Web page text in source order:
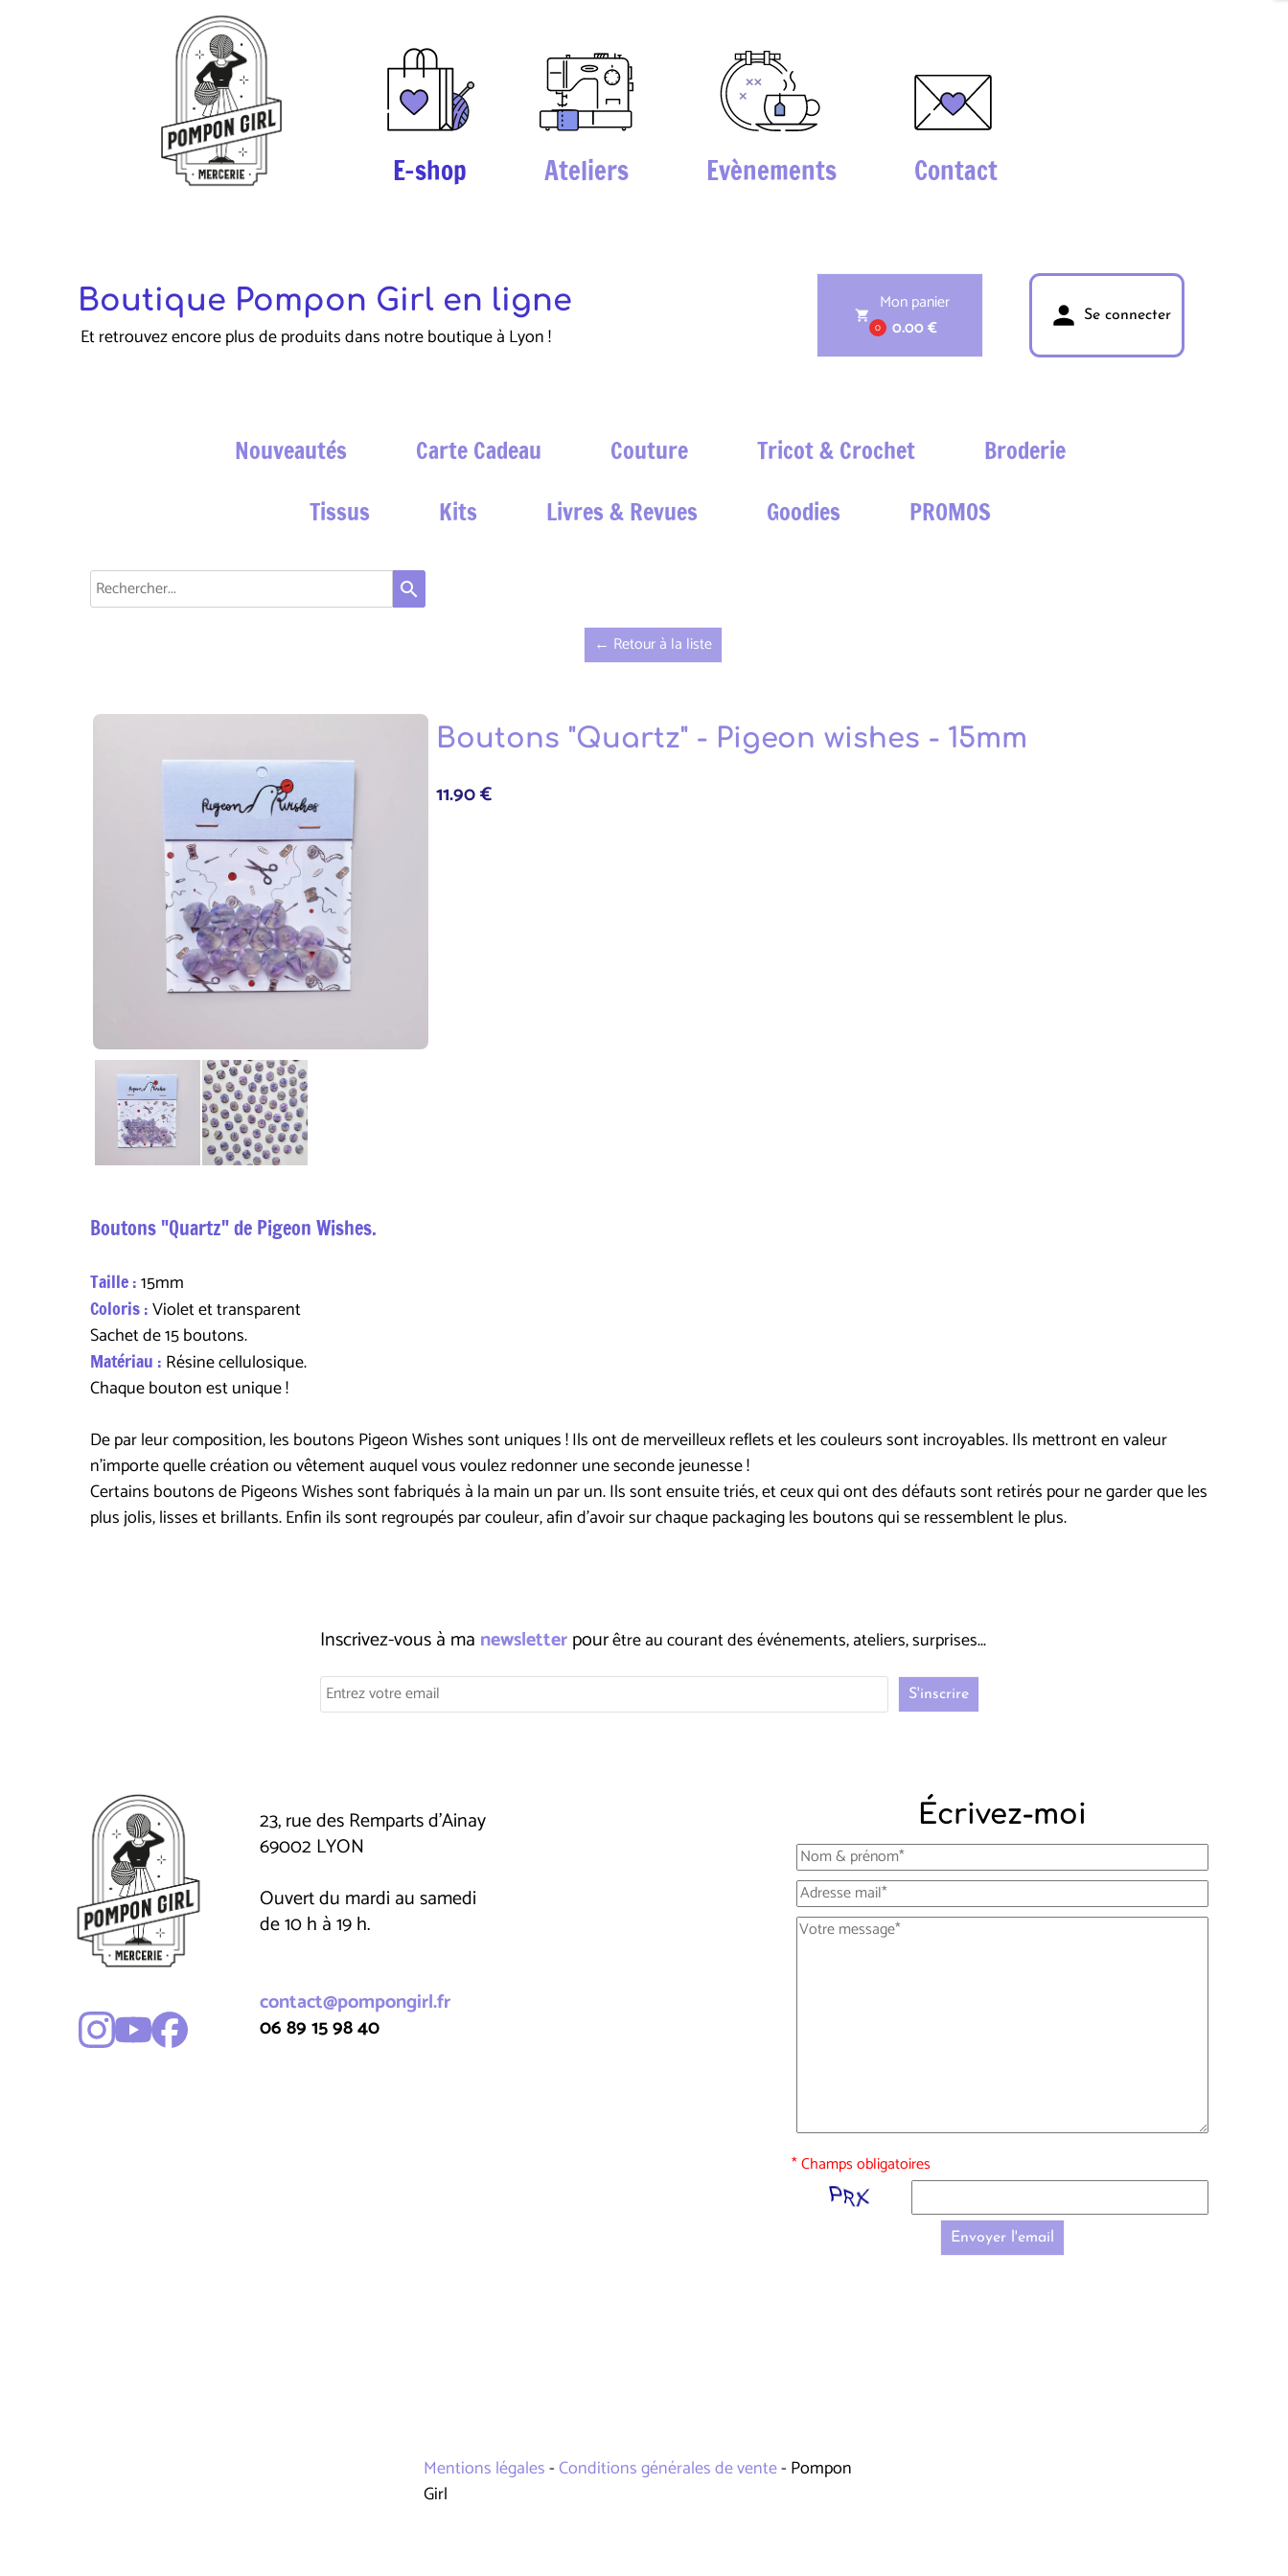
Mentions légales-Conditions générales de vente- Pompon
Girl
Écrivez-moi
* Champs obligatoires
Envoyer l'email
23, rue des Remparts d'Ainay
69002 LYON
Ouvert du mardi au samedi
de 10 h à 19 h.
contact@pompongirl.fr
06 89 15 98 40
Inscrivez-vous à ma newsletterpourêtre au courant des événements, ateliers, surprises...
E-shop Ateliers Evènements Contact
Nouveautés Carte Cadeau Couture Tricot & Crochet
Broderie
Tissus
Kits Livres & Revues Goodies PROMOS
shopping_cart
0
Mon panier
0.00 €
person Se connecter
Boutique Pompon Girl en ligne
Et retrouvez encore plus de produits dans notre boutique à Lyon !
search
← Retour à la liste
Boutons "Quartz" - Pigeon wishes - 15mm
11.90 €
Boutons "Quartz" de Pigeon Wishes.
Taille :15mm
Coloris :Violet et transparent
Sachet de 15 boutons.
Matériau : Résine cellulosique.
Chaque bouton est unique !
De par leur composition, les boutons Pigeon Wishes sont uniques ! Ils ont de merveilleux reflets et les couleurs sont incroyables. Ils mettront en valeur
n'importe quelle création ou vêtement auquel vous voulez redonner une seconde jeunesse !
Certains boutons de Pigeons Wishes sont fabriqués à la main un par un. Ils sont ensuite triés, et ceux qui ont des défauts sont retirés pour ne garder que les
plus jolis, lisses et brillants. Enfin ils sont regroupés par couleur, afin d'avoir sur chaque packaging les boutons qui se ressemblent le plus.